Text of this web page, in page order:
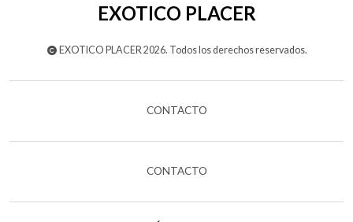
EXOTICO PLACER
EXOTICO PLACER 2026. Todos los derechos reservados.
CONTACTO
CONTACTO